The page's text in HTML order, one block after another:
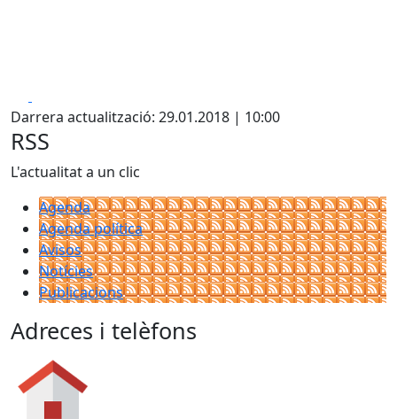
Darrera actualització: 29.01.2018 | 10:00
RSS
L'actualitat a un clic
Agenda
Agenda política
Avisos
Notícies
Publicacions
Adreces i telèfons